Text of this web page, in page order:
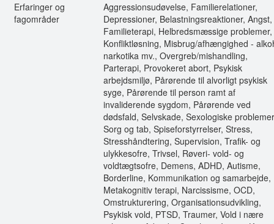
Erfaringer og
fagområder
Aggressionsudøvelse, Familierelationer,
Depressioner, Belastningsreaktioner, Angst,
Familieterapi, Helbredsmæssige problemer,
Konfliktløsning, Misbrug/afhængighed -
narkotika mv., Overgreb/mishandling,
Parterapi, Provokeret abort, Psykisk
arbejdsmiljø, Pårørende til alvorligt psykisk
syge, Pårørende til person ramt af
invaliderende sygdom, Pårørende ved
dødsfald, Selvskade, Sexologiske
Sorg og tab, Spiseforstyrrelser, Stress,
Stresshåndtering, Supervision, Trafik- og
ulykkesofre, Trivsel, Røveri- vold- og
voldtægtsofre, Demens, ADHD, Autisme,
Borderline, Kommunikation og samarbejde,
Metakognitiv terapi, Narcissisme, OCD,
Omstrukturering, Organisationsudvikling,
Psykisk vold, PTSD, Traumer, Vold i nære